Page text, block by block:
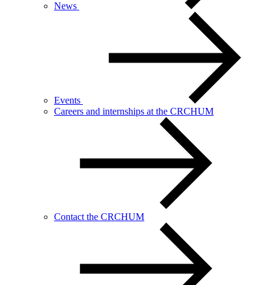
News
Events
Careers and internships at the CRCHUM
Contact the CRCHUM